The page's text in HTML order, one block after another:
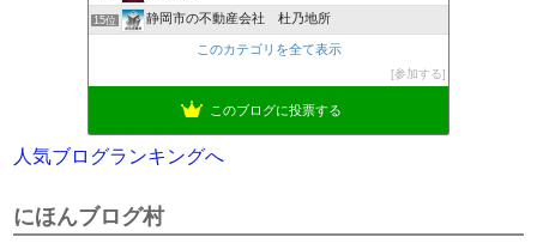
15位 静岡市の不動産会社 杜乃地所
このカテゴリを全て表示
参加する
このブログに投票する
人気ブログランキングへ
にほんブログ村